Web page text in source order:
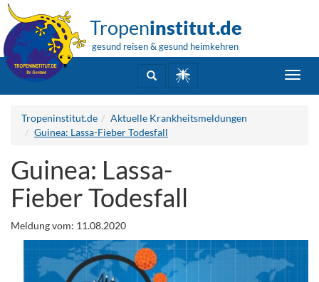
Tropeninstitut.de
gesund reisen & gesund heimkehren
Tropeninstitut.de
Aktuelle Krankheitsmeldungen
Guinea: Lassa-Fieber Todesfall
Guinea: Lassa-
Fieber Todesfall
Meldung vom: 11.08.2020